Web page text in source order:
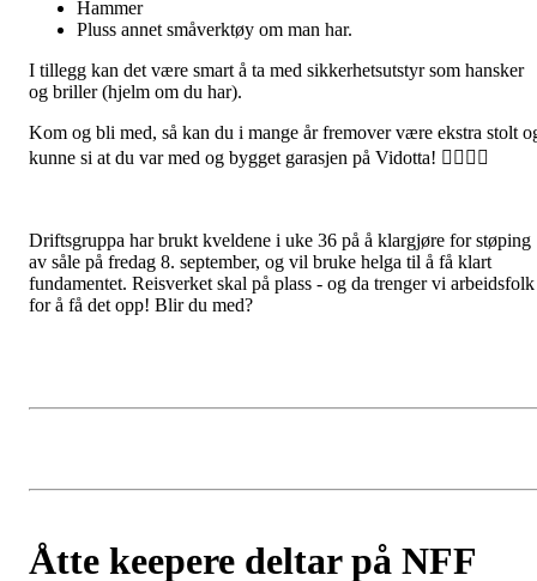
Hammer
Pluss annet småverktøy om man har.
I tillegg kan det være smart å ta med sikkerhetsutstyr som hansker
og briller (hjelm om du har).
Kom og bli med, så kan du i mange år fremover være ekstra stolt
kunne si at du var med og bygget garasjen på Vidotta! 👷‍♀️👷‍♂️
Driftsgruppa har brukt kveldene i uke 36 på å klargjøre for støping
av såle på fredag 8. september, og vil bruke helga til å få klart
fundamentet. Reisverket skal på plass - og da trenger vi arbeidsfolk
for å få det opp! Blir du med?
Åtte keepere deltar på NFF